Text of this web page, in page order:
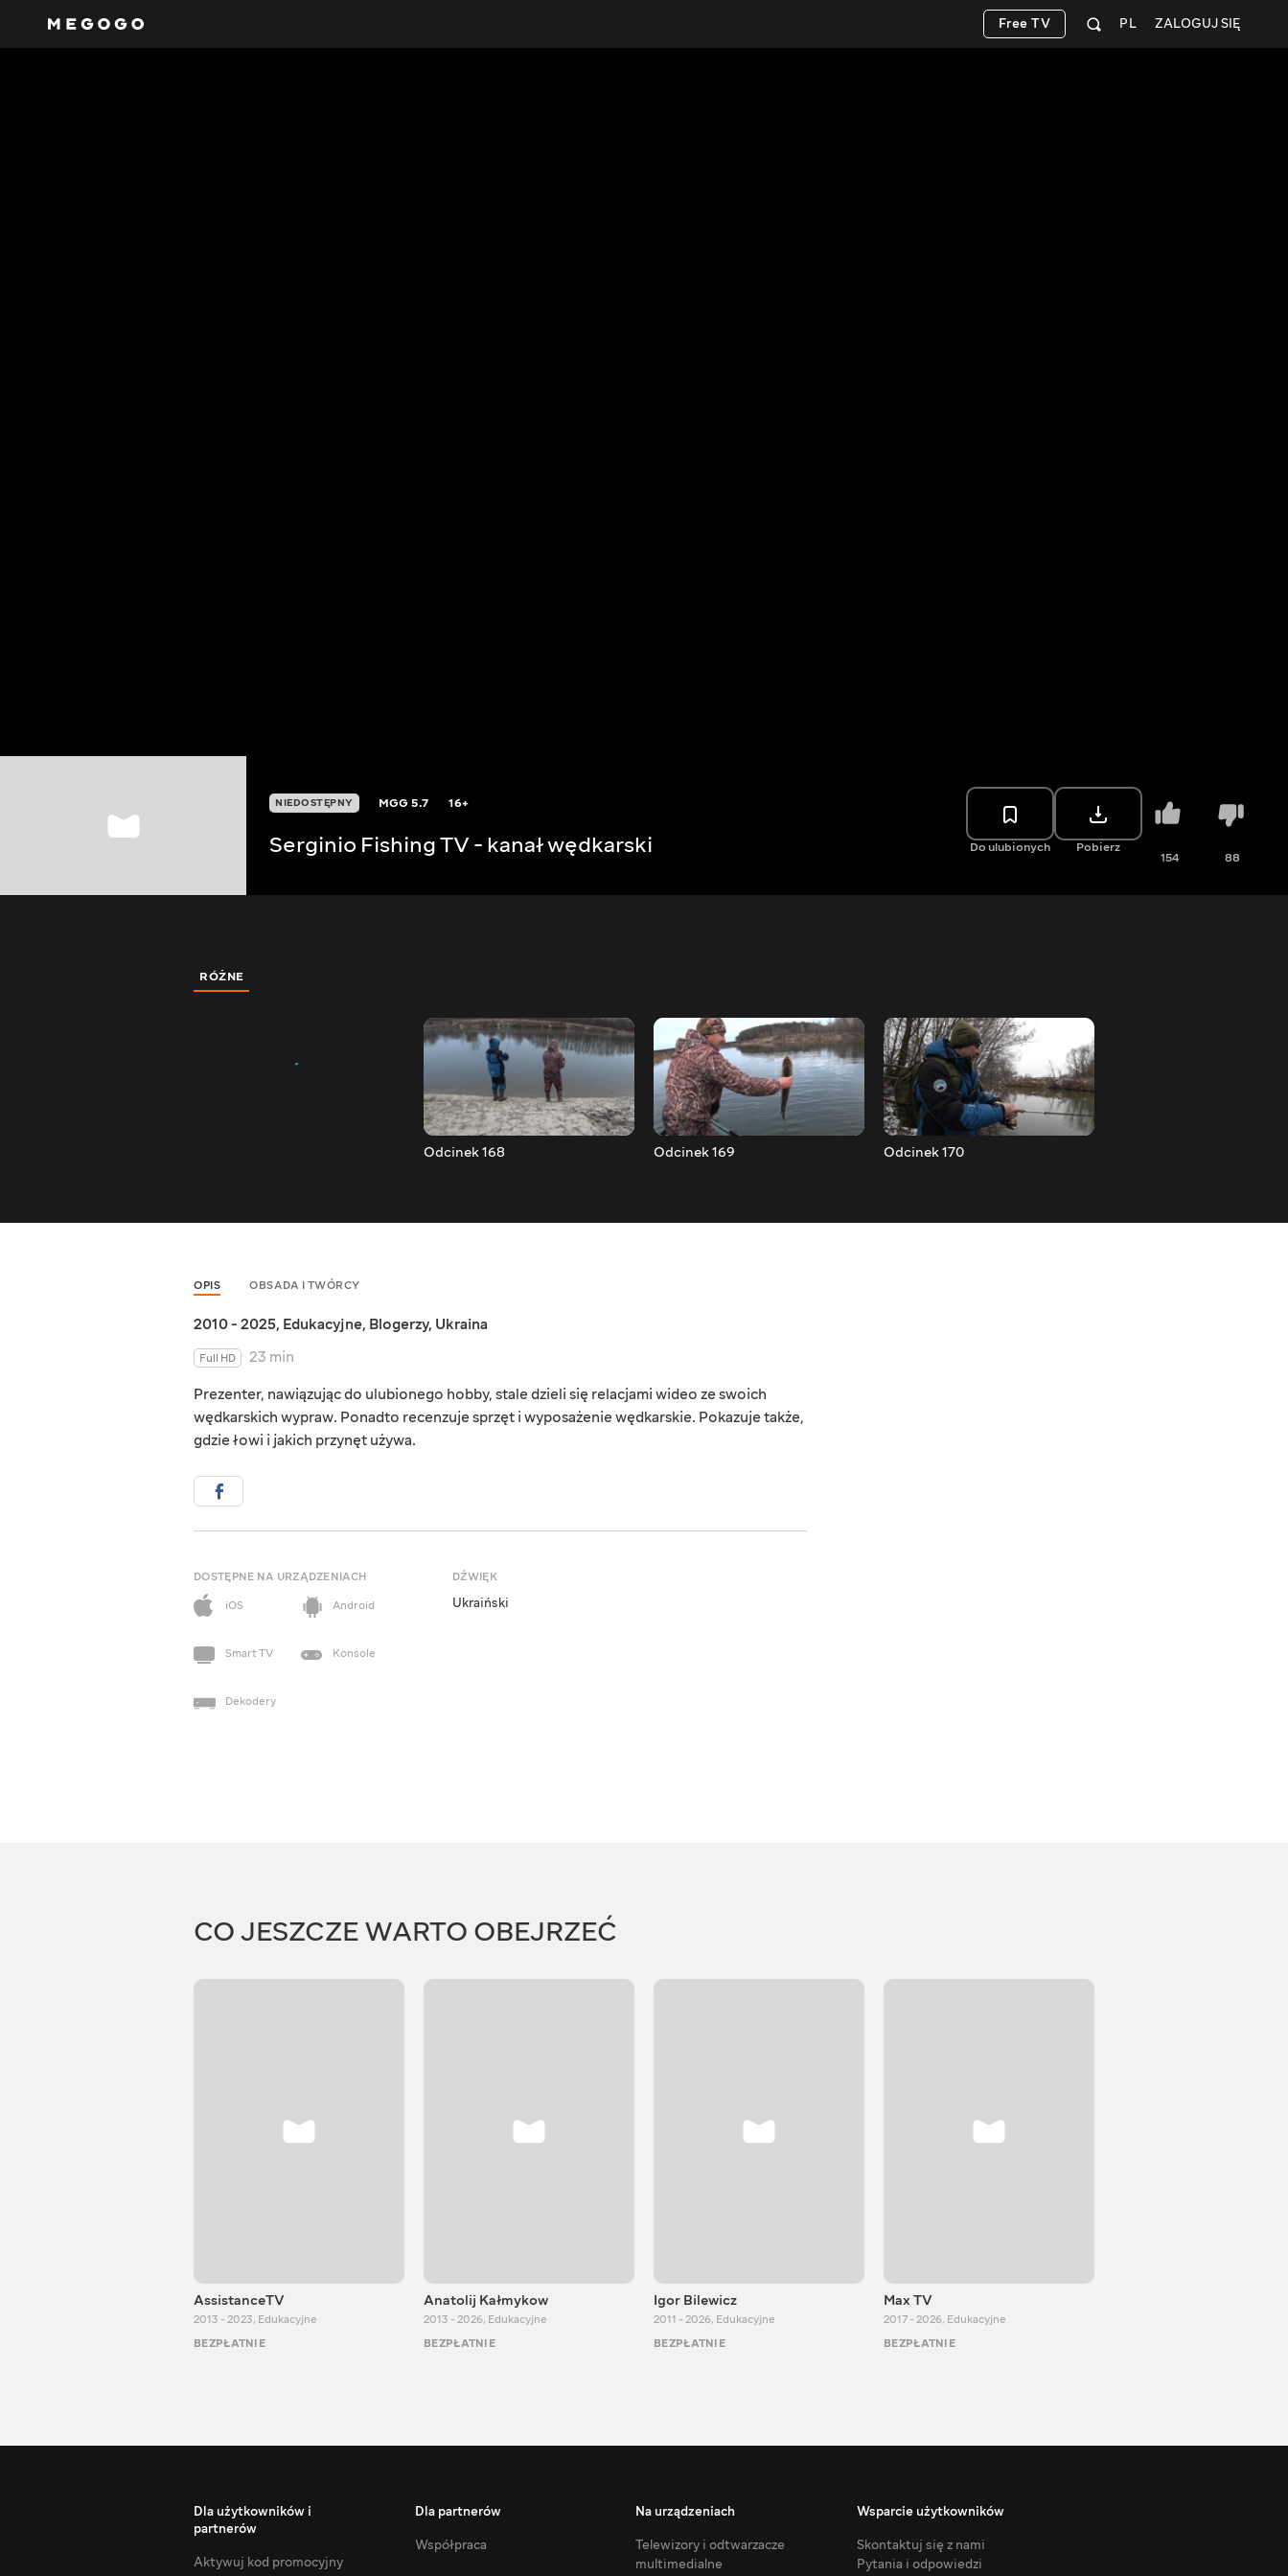
ZALOGUJ SIĘ
PL
Free TV
NIEDOSTĘPNY MGG5.7 16+
Serginio Fishing TV - kanał wędkarski Do ulubionych Pobierz
154 88
RÓŻNE
Odcinek 168 Odcinek 169 Odcinek 170
OPIS OBSADA I TWÓRCY
2010 - 2025, Edukacyjne, Blogerzy, Ukraina
Full HD
23 min
Prezenter, nawiązując do ulubionego hobby, stale dzieli się relacjami wideo ze swoich
wędkarskich wypraw. Ponadto recenzuje sprzęt i wyposażenie wędkarskie. Pokazuje także,
gdzie łowi i jakich przynęt używa.
DOSTĘPNE NA URZĄDZENIACH
iOS
Android
Smart TV Konsole
Dekodery
DŹWIĘK
Ukraiński
CO JESZCZE WARTO OBEJRZEĆ
AssistanceTV
2013 - 2023, Edukacyjne
BEZPŁATNIE
Anatolij Kałmykow
2013 - 2026, Edukacyjne
BEZPŁATNIE
Igor Bilewicz
2011 - 2026, Edukacyjne
BEZPŁATNIE
Max TV
2017 - 2026, Edukacyjne
BEZPŁATNIE
Dla użytkowników i
partnerów
Aktywuj kod promocyjny
Dla partnerów
Współpraca
Na urządzeniach
Telewizory i odtwarzacze
multimedialne
Wsparcie użytkowników
Skontaktuj się z nami
Pytania i odpowiedzi